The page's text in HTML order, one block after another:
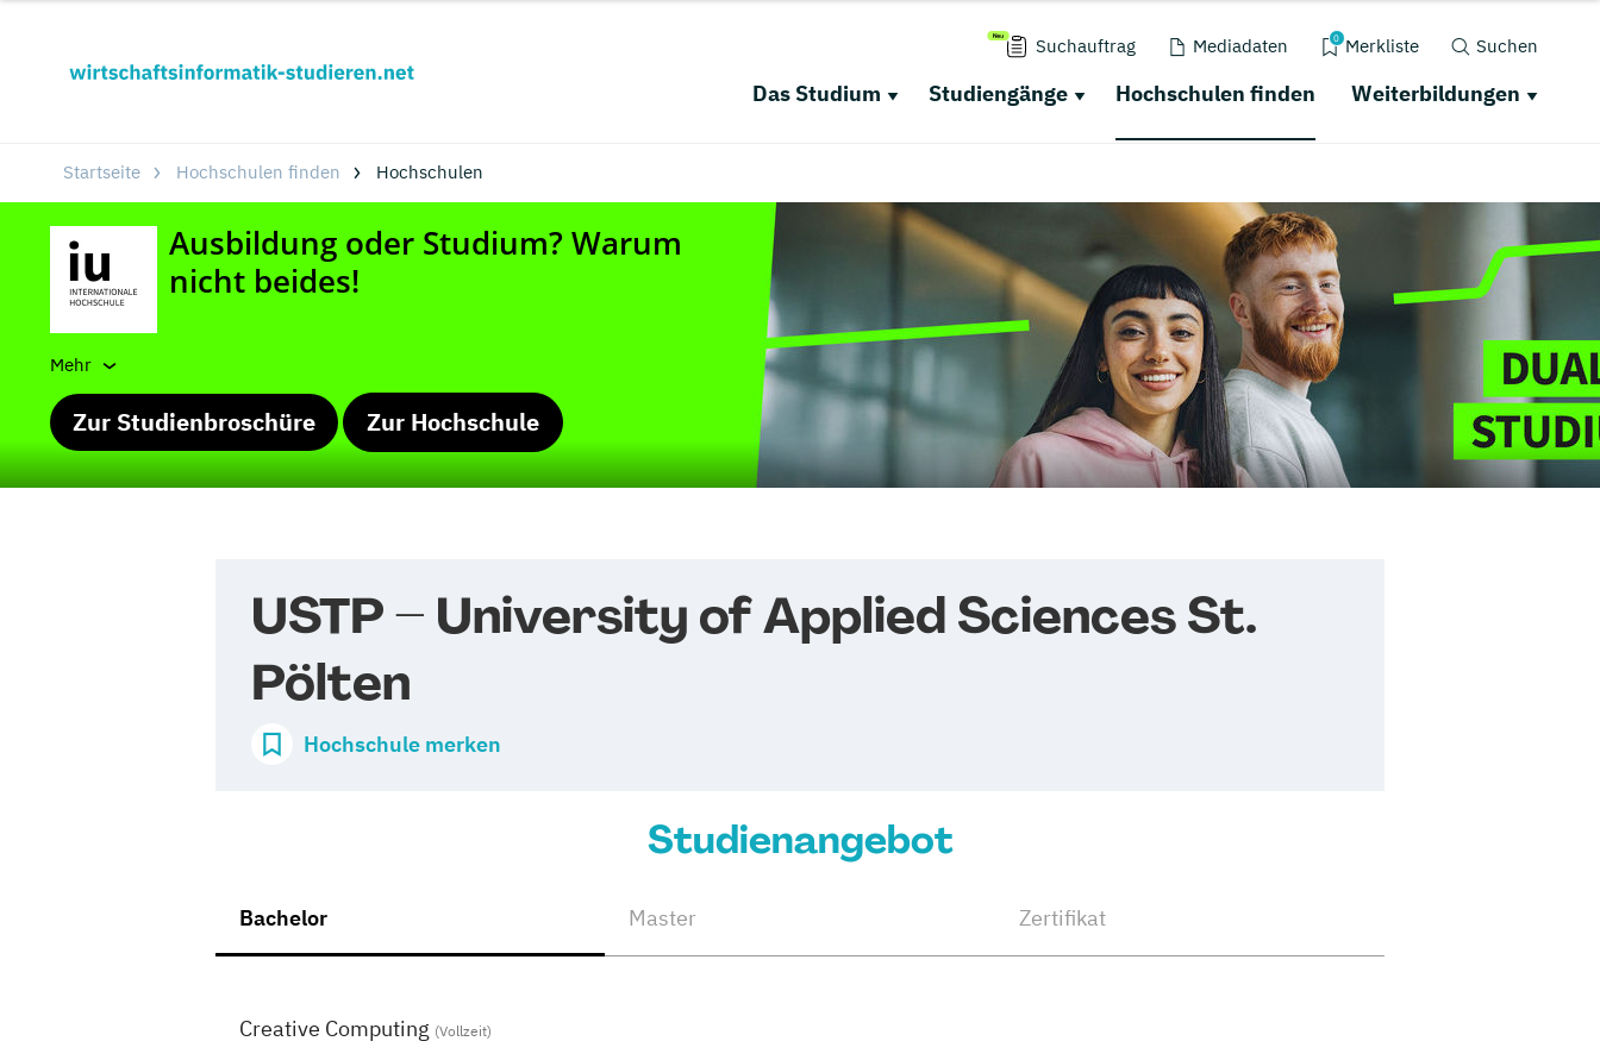
Suchauftrag Mediadaten 0 Merkliste Suchen
Das Studium Studiengänge Hochschulen finden Weiterbildungen
Startseite Hochschulen finden Hochschulen
Mehr
Zur Studienbroschüre Zur Hochschule
USTP – University of Applied Sciences St.
Pölten
Hochschule merken
Studienangebot
Bachelor Master Zertifikat
Creative Computing (Vollzeit)